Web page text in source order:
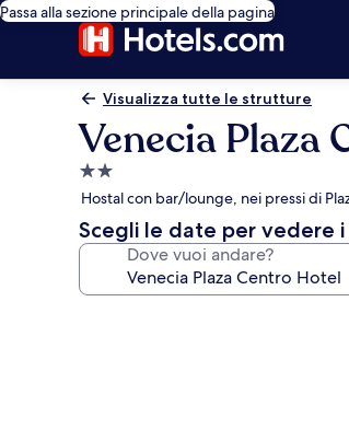
Passa alla sezione principale della pagina
Visualizza tutte le strutture
Venecia Plaza
Struttura
a
2.0
stelle
Hostal con bar/lounge, nei pressi di
Scegli le date per vedere i
Dove vuoi andare?